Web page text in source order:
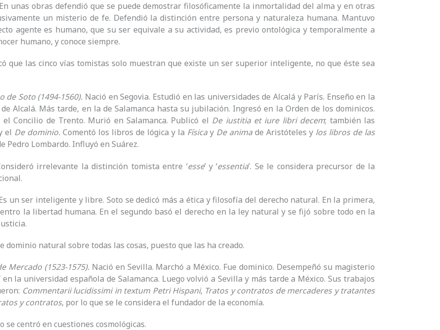
unas obras defendió que se puede demostrar filosóficamente la inmortalidad del alma y en otras
un misterio de fe. Defendió la distinción entre persona y naturaleza humana. Mantuvo
agente es humano, que su ser equivale a su actividad, es previo ontológica y temporalmente a
humano, y conoce siempre.
que las cinco vías tomistas solo muestran que existe un ser superior inteligente, no que éste sea
de Soto (1494-1560). Nació en Segovia. Estudió en las universidades de Alcalá y París. Enseño en la
Alcalá. Más tarde, en la de Salamanca hasta su jubilación. Ingresó en la Orden de los dominicos.
Concilio de Trento. Murió en Salamanca. Publicó el De iustitia et iure libri decem; también las
el De dominio. Comentó los libros de lógica y la Físicay De animade Aristóteles y los libros de las
Pedro Lombardo. Influyó en Suárez.
irrelevante la distinción tomista entre ‘esse’ y ‘essentia’. Se le considera precursor de la
un ser inteligente y libre. Soto se dedicó más a ética y filosofía del derecho natural. En la primera,
la libertad humana. En el segundo basó el derecho en la ley natural y se fijó sobre todo en la
dominio natural sobre todas las cosas, puesto que las ha creado.
Mercado (1523-1575). Nació en Sevilla. Marchó a México. Fue dominico. Desempeñó su magisterio
en la universidad española de Salamanca. Luego volvió a Sevilla y más tarde a México. Sus trabajos
Commentarii lucidissimi in textum Petri Hispani, Tratos y contratos de mercaderes y tratantes
y contratos, por lo que se le considera el fundador de la economía.
se centró en cuestiones cosmológicas.